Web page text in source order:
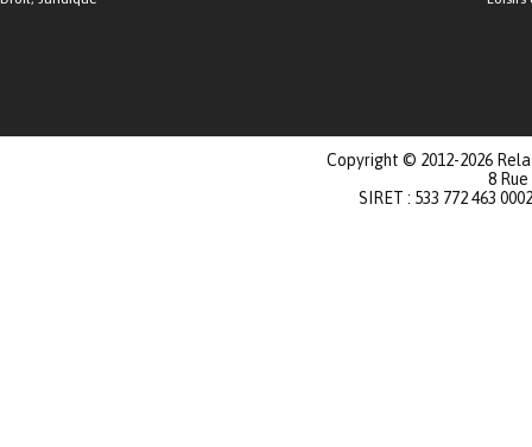
Copyright © 2012-2026
8
SIRET : 533 772 463